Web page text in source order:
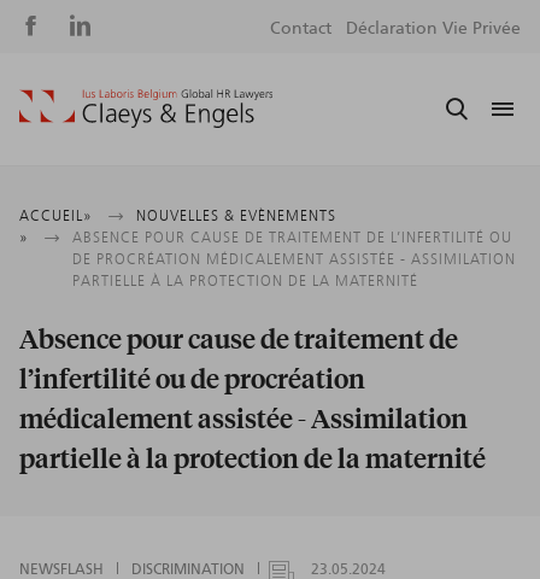
Social
Contact Déclaration Vie Privée
Fil
d'Ariane
ACCUEIL
NOUVELLES & EVÈNEMENTS
ABSENCE POUR CAUSE DE TRAITEMENT DE L’INFERTILITÉ OU
DE PROCRÉATION MÉDICALEMENT ASSISTÉE - ASSIMILATION
PARTIELLE À LA PROTECTION DE LA MATERNITÉ
Absence pour cause de traitement de
l’infertilité ou de procréation
médicalement assistée - Assimilation
partielle à la protection de la maternité
NEWSFLASH DISCRIMINATION 23.05.2024